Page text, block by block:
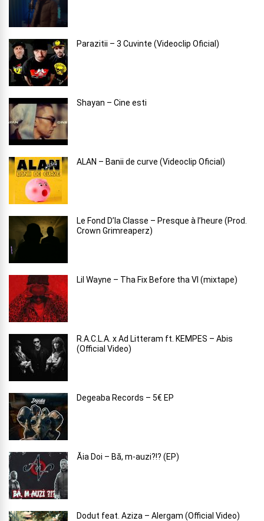
Parazitii – 3 Cuvinte (Videoclip Oficial)
Shayan – Cine esti
ALAN – Banii de curve (Videoclip Oficial)
Le Fond D’la Classe – Presque à l’heure (Prod.
Crown Grimreaperz)
Lil Wayne – Tha Fix Before tha VI (mixtape)
R.A.C.L.A. x Ad Litteram ft. KEMPES – Abis
(Official Video)
Degeaba Records – 5€ EP
Ăia Doi – B​ă​, m​-​auzi​?​!​? (EP)
Dodut feat. Aziza – Alergam (Official Video)